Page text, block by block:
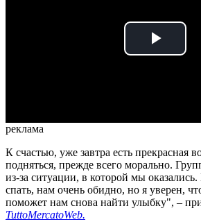
Play
реклама
К счастью, уже завтра есть прекрасная
подняться, прежде всего морально.
из-за ситуации, в которой мы
спать, нам очень обидно, но я уверен,
поможет нам снова найти улыбку", –
TuttoMercatoWeb.